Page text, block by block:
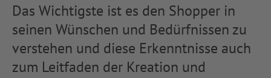
Das Wichtigste ist es den Shopper in
seinen Wünschen und Bedürfnissen zu
verstehen und diese Erkenntnisse auch
zum Leitfaden der Kreation und